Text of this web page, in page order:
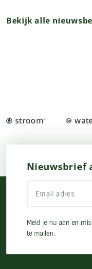
Bekijk alle
stroom
Nieuwsbrief
Meld je nu aan en
te mailen.